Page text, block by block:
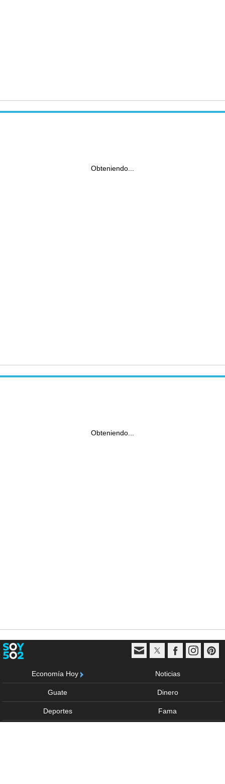
Obteniendo...
Obteniendo...
Economía Hoy Noticias
Guate Dinero
Deportes Fama